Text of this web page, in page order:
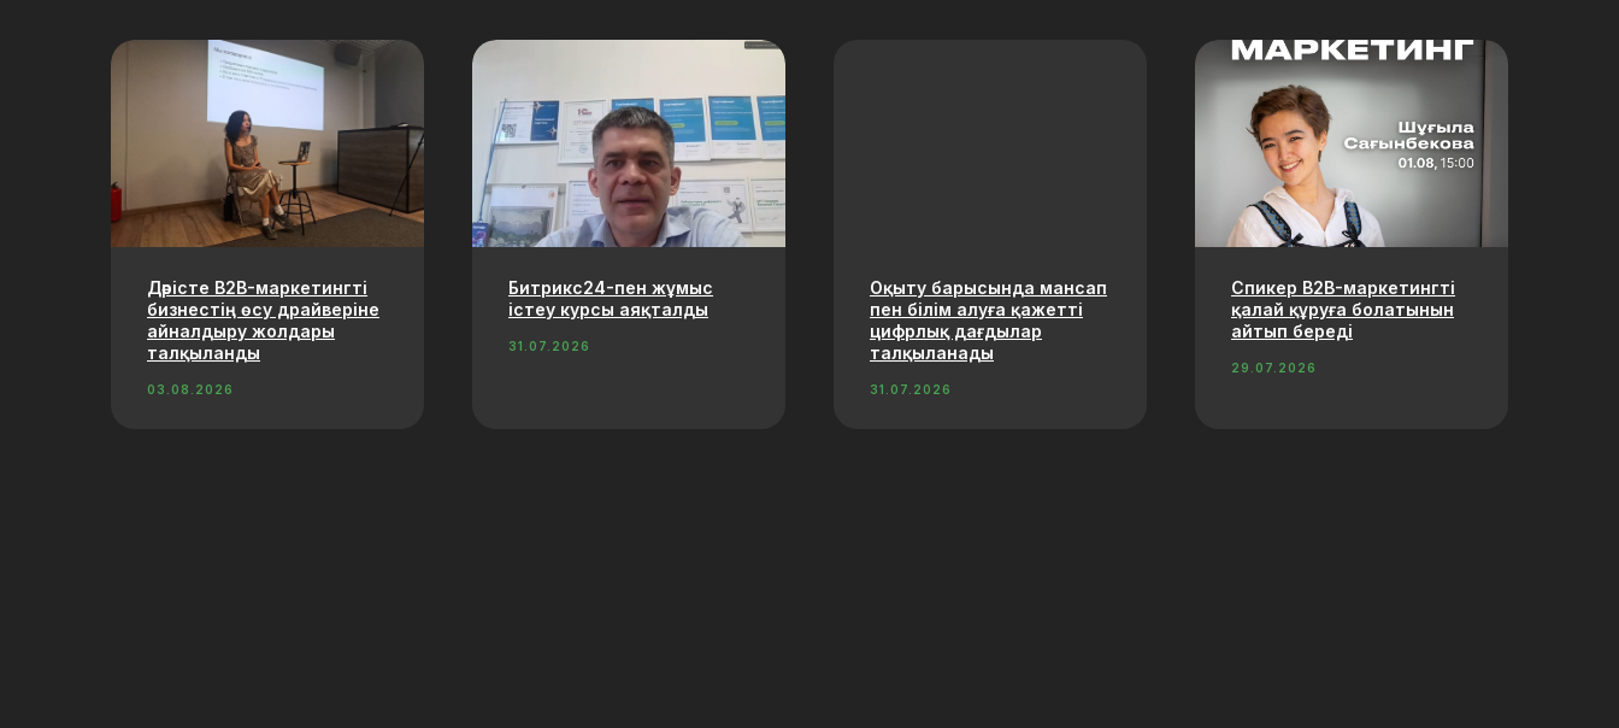
Дәрісте B2B-маркетингті
бизнестің өсу драйверіне
айналдыру жолдары
талқыланды
03.08.2026
Битрикс24-пен жұмыс
істеу курсы аяқталды
31.07.2026
Оқыту барысында мансап
пен білім алуға қажетті
цифрлық дағдылар
талқыланады
31.07.2026
Спикер B2B-маркетингті
қалай құруға болатынын
айтып береді
29.07.2026